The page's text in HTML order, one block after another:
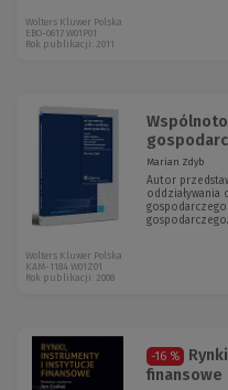
Wolters Kluwer Polska
EBO-0617 W01P01
Rok publikacji: 2011
Marian Zdyb
Autor
oddziaływania
gospodarczego.
Wolters Kluwer Polska
KAM-1184 W01Z01
Rok publikacji: 2008
-16 %
finansowe